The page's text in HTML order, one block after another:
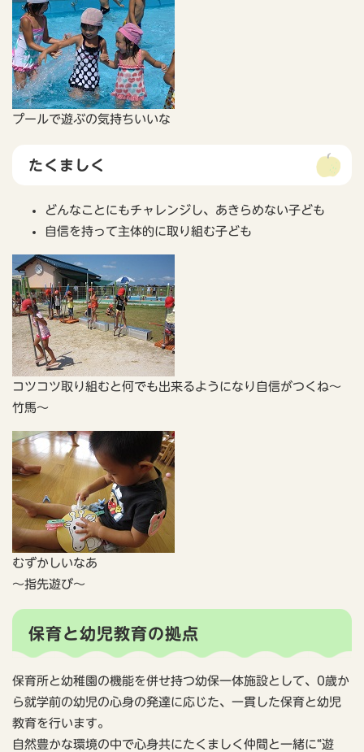
プールで遊ぶの気持ちいいな
たくましく
どんなことにもチャレンジし、あきらめない子ども
自信を持って主体的に取り組む子ども
コツコツ取り組むと何でも出来るようになり自信がつくね～
竹馬～
むずかしいなあ
～指先遊び～
保育と幼児教育の拠点
保育所と幼稚園の機能を併せ持つ幼保一体施設として、0歳か
ら就学前の幼児の心身の発達に応じた、一貫した保育と幼児
教育を行います。
自然豊かな環境の中で心身共にたくましく仲間と一緒に“遊